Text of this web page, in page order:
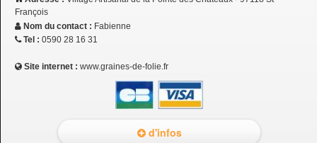
François
Nom du contact : Fabienne
Tel : 0590 28 16 31
Site internet : www.graines-de-folie.fr
d'infos